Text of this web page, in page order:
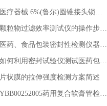
医疗器械 6%(鲁尔)圆锥接头锁定接头测试法
颗粒物过滤效率测试仪的操作步骤与注意事项
医药、食品包装密封性检测仪器使用方案
如何利用密封试验仪测试医药包装的密封性能
片状膜的拉伸强度检测方案简述
YBB00252005药用复合软膏管检测仪器